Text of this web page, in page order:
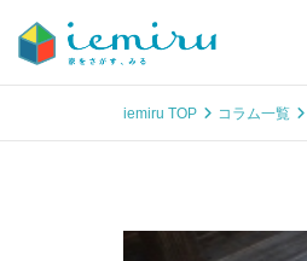
iemiru TOP コラム一覧